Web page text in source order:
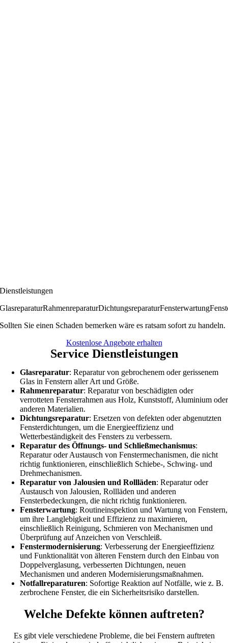
Dienstleistungen
GlasreparaturRahmenreparaturDichtungsreparaturFensterwartung
Sollten Sie einen Schaden bemerken wäre es ratsam sofort zu handeln.
Kostenlose Angebote erhalten
Service Dienstleistungen
Glasreparatur: Reparatur von gebrochenem oder gerissenem
Glas in Fenstern aller Art und Größe.
Rahmenreparatur: Reparatur von beschädigten oder
verrotteten Fensterrahmen aus Holz, Kunststoff, Aluminium oder
anderen Materialien.
Dichtungsreparatur: Ersetzen von defekten oder abgenutzten
Fensterdichtungen, um die Energieeffizienz und
Wetterbeständigkeit des Fensters zu verbessern.
Reparatur des Öffnungs- und Schließmechanismus:
Reparatur oder Austausch von Fenstermechanismen, die nicht
richtig funktionieren, einschließlich Schiebe-, Schwing- und
Drehmechanismen.
Reparatur von Jalousien und Rollläden: Reparatur oder
Austausch von Jalousien, Rollläden und anderen
Fensterbedeckungen, die nicht richtig funktionieren.
Fensterwartung: Routineinspektion und Wartung von Fenstern,
um ihre Langlebigkeit und Effizienz zu maximieren,
einschließlich Reinigung, Schmieren von Mechanismen und
Überprüfung auf Anzeichen von Verschleiß.
Fenstermodernisierung: Verbesserung der Energieeffizienz
und Funktionalität von älteren Fenstern durch den Einbau von
Doppelverglasung, verbesserten Dichtungen, neuen
Mechanismen und anderen Modernisierungsmaßnahmen.
Notfallreparaturen: Sofortige Reaktion auf Notfälle, wie z. B.
zerbrochene Fenster, die ein Sicherheitsrisiko darstellen.
Welche Defekte können auftreten?
Es gibt viele verschiedene Probleme, die bei Fenstern auftreten